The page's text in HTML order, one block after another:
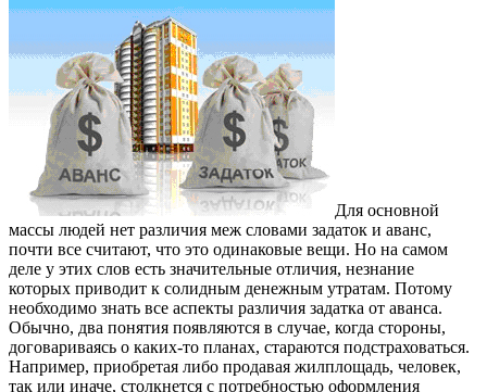
Для основной
массы людей нет различия меж словами задаток и аванс,
почти все считают, что это одинаковые вещи. Но на самом
деле у этих слов есть значительные отличия, незнание
которых приводит к солидным денежным утратам. Потому
необходимо знать все аспекты различия задатка от аванса.
Обычно, два понятия появляются в случае, когда стороны,
договариваясь о каких-то планах, стараются подстраховаться.
Например, приобретая либо продавая жилплощадь, человек,
так или иначе, столкнется с потребностью оформления